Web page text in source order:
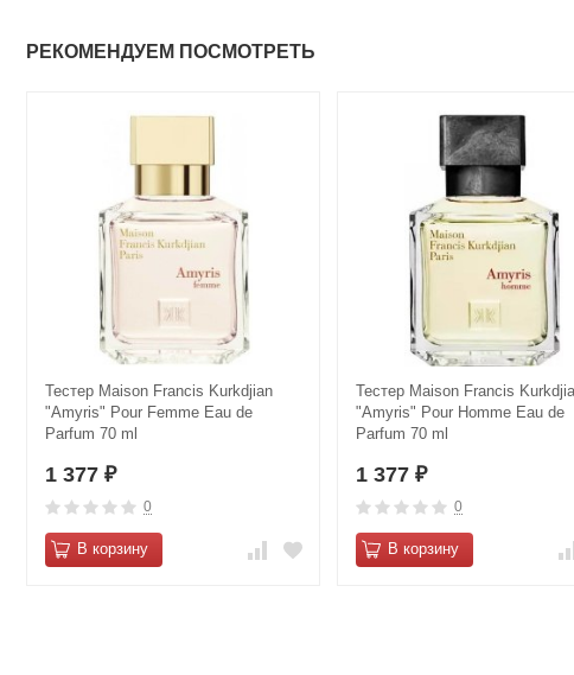
РЕКОМЕНДУЕМ ПОСМОТРЕТЬ
Тестер Maison Francis Kurkdjian
"Amyris" Pour Femme Eau de
Parfum 70 ml
1 377 ₽
0
В корзину
Тестер Maison Francis
"Amyris" Pour Homme Eau de
Parfum 70 ml
1 377 ₽
0
В корзину